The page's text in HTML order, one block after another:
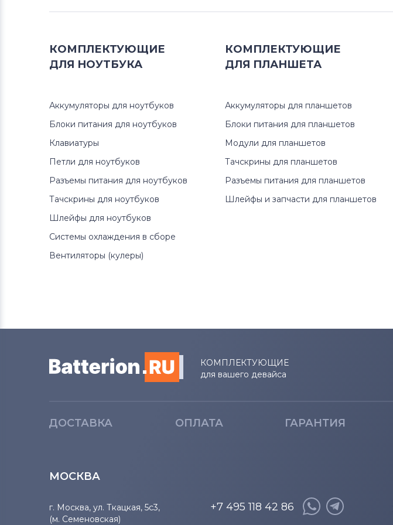
Системы охлаждения в сборе
Samsung
Sony
Системы охлаждения в сборе
Системы охлаждения в сборе
Системы охлаждения в сборе
Asus
КОМПЛЕКТУЮЩИЕ
ДЛЯ НОУТБУКА
Аккумуляторы для ноутбуков
Блоки питания для ноутбуков
Клавиатуры
Петли для ноутбуков
Разъемы питания для ноутбуков
Тачскрины для ноутбуков
Шлейфы для ноутбуков
Системы охлаждения в сборе
Вентиляторы (кулеры)
КОМПЛЕКТУЮЩИЕ
ДЛЯ ПЛАНШЕТА
Аккумуляторы для планшетов
Блоки питания для планшетов
Модули для планшетов
Тачскрины для планшетов
Разъемы питания для планшетов
Шлейфы и запчасти для планшетов
КОМПЛЕКТУЮЩИЕ
для вашего девайса
ДОСТАВКА ОПЛАТА ГАРАНТИЯ
МОСКВА
г. Москва, ул. Ткацкая, 5с3,
(м. Семеновская)
+7 495 118 42 86